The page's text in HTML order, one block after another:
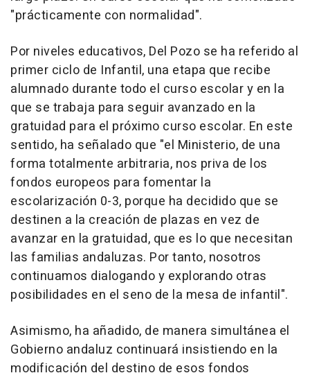
"prácticamente con normalidad".
Por niveles educativos, Del Pozo se ha referido al
primer ciclo de Infantil, una etapa que recibe
alumnado durante todo el curso escolar y en la
que se trabaja para seguir avanzado en la
gratuidad para el próximo curso escolar. En este
sentido, ha señalado que "el Ministerio, de una
forma totalmente arbitraria, nos priva de los
fondos europeos para fomentar la
escolarización 0-3, porque ha decidido que se
destinen a la creación de plazas en vez de
avanzar en la gratuidad, que es lo que necesitan
las familias andaluzas. Por tanto, nosotros
continuamos dialogando y explorando otras
posibilidades en el seno de la mesa de infantil".
Asimismo, ha añadido, de manera simultánea el
Gobierno andaluz continuará insistiendo en la
modificación del destino de esos fondos